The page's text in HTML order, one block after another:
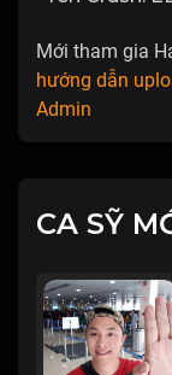
Mới tham gia
hướng dẫn
Admin
CA SỸ